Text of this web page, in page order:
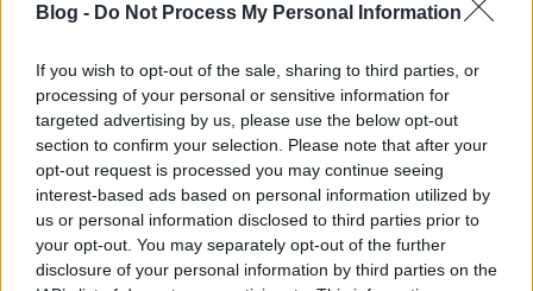
Blog - Do Not Process My Personal Information
If you wish to opt-out of the sale, sharing to third parties, or
processing of your personal or sensitive information for
targeted advertising by us, please use the below opt-out
section to confirm your selection. Please note that after your
opt-out request is processed you may continue seeing
interest-based ads based on personal information utilized by
us or personal information disclosed to third parties prior to
your opt-out. You may separately opt-out of the further
disclosure of your personal information by third parties on the
farmerdzsekivel: